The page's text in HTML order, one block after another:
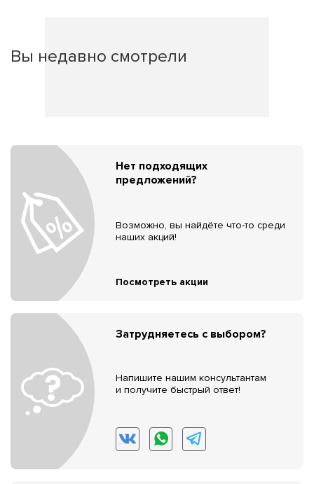
Вы недавно смотрели
Нет подходящих
предложений?
Возможно, вы найдёте что-то среди
наших акций!
Посмотреть акции
Затрудняетесь с выбором?
Напишите нашим консультантам
и получите быстрый ответ!